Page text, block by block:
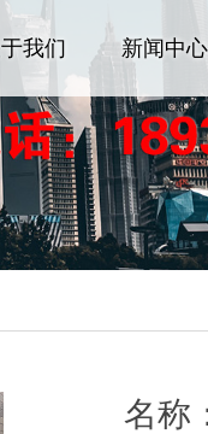
我们 新闻中心
名称